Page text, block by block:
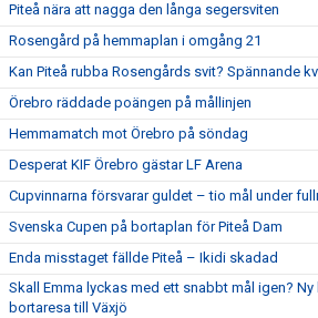
Piteå nära att nagga den långa segersviten
Rosengård på hemmaplan i omgång 21
Kan Piteå rubba Rosengårds svit? Spännande
Örebro räddade poängen på mållinjen
Hemmamatch mot Örebro på söndag
Desperat KIF Örebro gästar LF Arena
Cupvinnarna försvarar guldet – tio mål under
Svenska Cupen på bortaplan för Piteå Dam
Enda misstaget fällde Piteå – Ikidi skadad
Skall Emma lyckas med ett snabbt mål igen? Ny
bortaresa till Växjö